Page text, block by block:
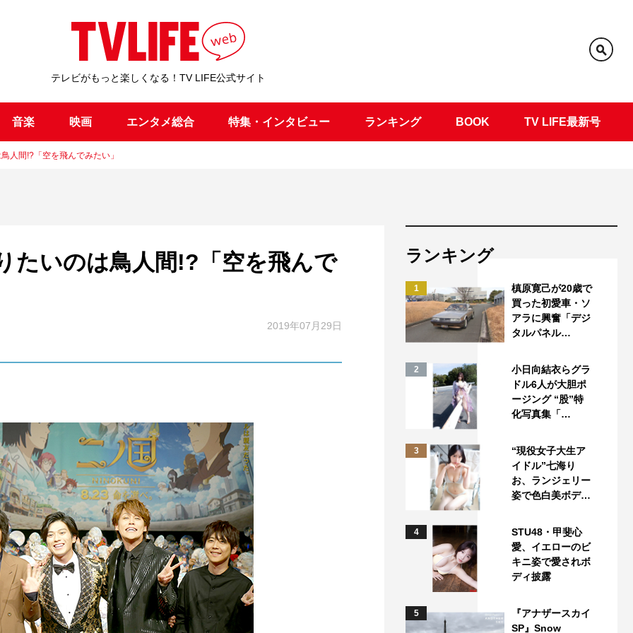
テレビがもっと楽しくなる！TV LIFE公式サイト
音楽 映画 エンタメ総合 特集・インタビュー ランキング BOOK TV LIFE最新号
人間!?「空を飛んでみたい」
たいのは鳥人間!?「空を飛んで
2019年07月29日
ランキング
1
槙原寛己が20歳で
買った初愛車・ソ
アラに興奮「デジ
タルパネル…
2
小日向結衣らグラ
ドル6人が大胆ポ
ージング “股”特
化写真集「…
3
“現役女子大生ア
イドル”七海り
お、ランジェリー
姿で色白美ボデ…
4
STU48・甲斐心
愛、イエローのビ
キニ姿で愛されボ
ディ披露
5
『アナザースカイ
SP』Snow